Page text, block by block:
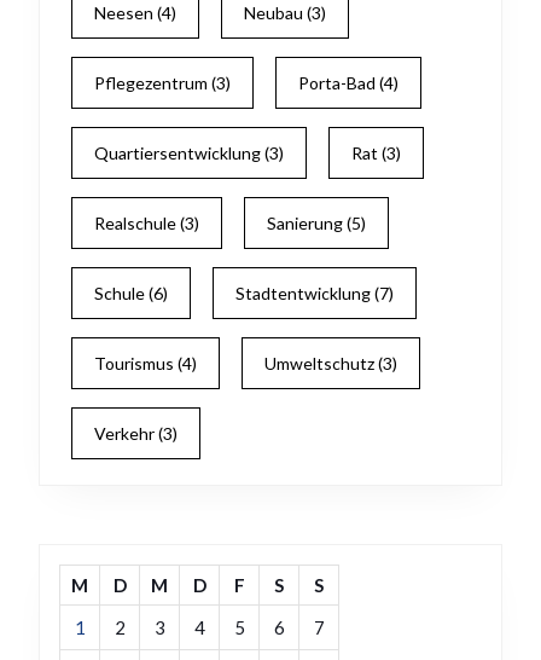
Neesen (4) Neubau (3)
Pflegezentrum (3) Porta-Bad (4)
Quartiersentwicklung(3) Rat (3)
Realschule(3) Sanierung(5)
Schule(6) Stadtentwicklung(7)
Tourismus (4) Umweltschutz(3)
Verkehr(3)
M D M D F S
S
1
2 3 4 5 6 7